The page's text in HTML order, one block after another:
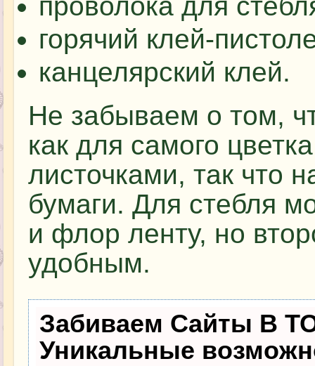
горячий клей-
канцелярский клей.
Не забываем о том,
как для самого
листочками, так что
бумаги. Для стебля
и флор ленту, но
удобным.
Забиваем Сайты В
Уникальные